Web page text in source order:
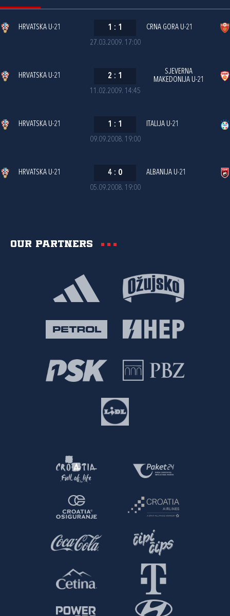
27.03.2009. 17:00
HRVATSKA U-21 1 : 1 CRNA GORA U-21
11.02.2009. 14:45
HRVATSKA U-21 2 : 1
SJEVERNA
MAKEDONIJA U-21
09.09.2008. 19:00
HRVATSKA U-21 1 : 1 ITALIJA U-21
05.09.2008. 19:00
HRVATSKA U-21 4 : 0 ALBANIJA U-21
Our partners